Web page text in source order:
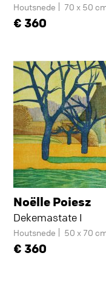
Houtsnede 70 x 50
360
Noëlle Poiesz
Dekemastate I
Houtsnede 50 x 70
360